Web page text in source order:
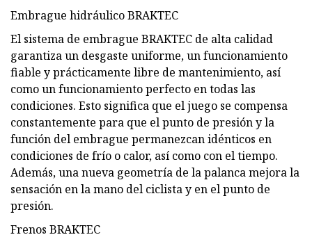
Embrague hidráulico BRAKTEC
El sistema de embrague BRAKTEC de alta calidad
garantiza un desgaste uniforme, un funcionamiento
fiable y prácticamente libre de mantenimiento, así
como un funcionamiento perfecto en todas las
condiciones. Esto significa que el juego se compensa
constantemente para que el punto de presión y la
función del embrague permanezcan idénticos en
condiciones de frío o calor, así como con el tiempo.
Además, una nueva geometría de la palanca mejora la
sensación en la mano del ciclista y en el punto de
presión.
Frenos BRAKTEC